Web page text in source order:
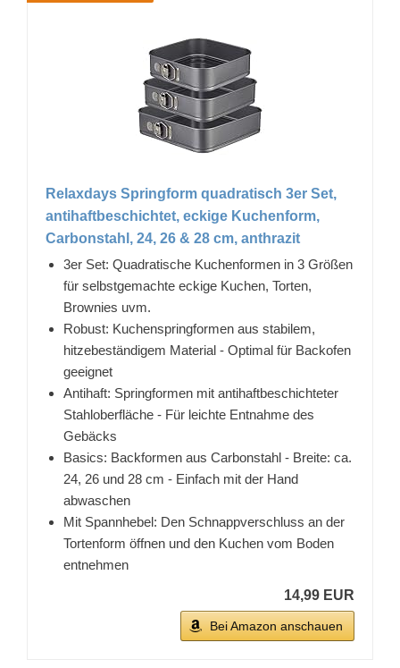
Relaxdays Springform quadratisch 3er Set,
antihaftbeschichtet, eckige Kuchenform,
Carbonstahl, 24, 26 & 28 cm, anthrazit
3er Set: Quadratische Kuchenformen in 3 Größen
für selbstgemachte eckige Kuchen, Torten,
Brownies uvm.
Robust: Kuchenspringformen aus stabilem,
hitzebeständigem Material - Optimal für Backofen
geeignet
Antihaft: Springformen mit antihaftbeschichteter
Stahloberfläche - Für leichte Entnahme des
Gebäcks
Basics: Backformen aus Carbonstahl - Breite: ca.
24, 26 und 28 cm - Einfach mit der Hand
abwaschen
Mit Spannhebel: Den Schnappverschluss an der
Tortenform öffnen und den Kuchen vom Boden
entnehmen
14,99 EUR
Bei Amazon anschauen